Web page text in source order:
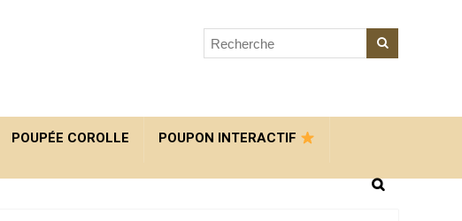
POUPÉE COROLLE POUPON INTERACTIF